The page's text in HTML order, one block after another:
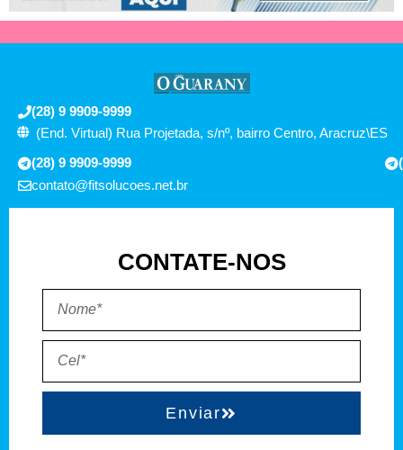
(28) 9 9909-9999
(End. Virtual) Rua Projetada, s/nº, bairro Centro, Aracruz\ES
(28) 9 9909-9999
contato@fitsolucoes.net.br
CONTATE-NOS
Enviar